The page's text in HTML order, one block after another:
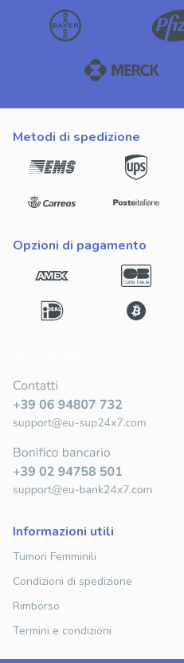
metodi di spedizione
opzioni di pagamento
informazioni utili
Tumori Femminili
Condizioni di spedizione
Rimborso
Termini e condizioni